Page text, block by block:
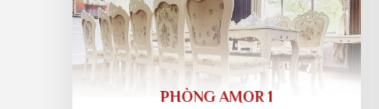
KHÔNG GIAN – SẢNH ĐÓN
Nơi tiếp đón khách quan, đối tác quan trọng một cách
trang trọng nhất. Thiết kế không gian theo chủ đề phù